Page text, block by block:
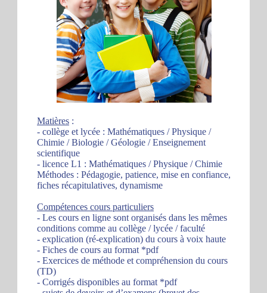
Matières :
- collège et lycée : Mathématiques / Physique /
Chimie / Biologie / Géologie / Enseignement
scientifique
- licence L1 : Mathématiques / Physique / Chimie
Méthodes : Pédagogie, patience, mise en confiance,
fiches récapitulatives, dynamisme
Compétences cours particuliers
- Les cours en ligne sont organisés dans les mêmes
conditions comme au collège / lycée / faculté
- explication (ré-explication) du cours à voix haute
- Fiches de cours au format *pdf
- Exercices de méthode et compréhension du cours
(TD)
- Corrigés disponibles au format *pdf